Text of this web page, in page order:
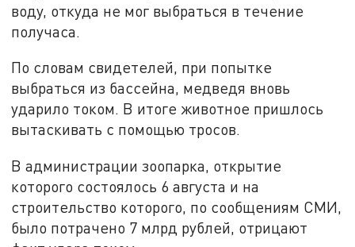
воду, откуда не мог выбраться в течение
получаса.
По словам свидетелей, при попытке
выбраться из бассейна, медведя вновь
ударило током. В итоге животное пришлось
вытаскивать с помощью тросов.
В администрации зоопарка, открытие
которого состоялось 6 августа и на
строительство которого, по сообщениям СМИ,
было потрачено 7 млрд рублей, отрицают